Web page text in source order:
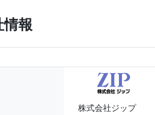
情報
株式会社ジップ